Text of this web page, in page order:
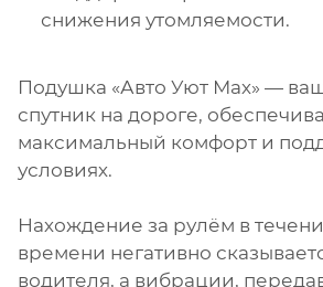
снижения утомляемости.
Подушка «Авто Уют Мах» —
спутник на дороге,
максимальный комфорт и
условиях.
Нахождение за рулём в
времени негативно
водителя, а вибрации,